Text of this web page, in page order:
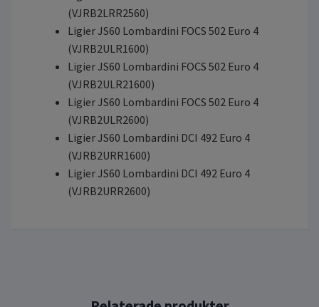
(VJRB2LRR2560)
Ligier JS60 Lombardini FOCS 502 Euro 4
(VJRB2ULR1600)
Ligier JS60 Lombardini FOCS 502 Euro 4
(VJRB2ULR21600)
Ligier JS60 Lombardini FOCS 502 Euro 4
(VJRB2ULR2600)
Ligier JS60 Lombardini DCI 492 Euro 4
(VJRB2URR1600)
Ligier JS60 Lombardini DCI 492 Euro 4
(VJRB2URR2600)